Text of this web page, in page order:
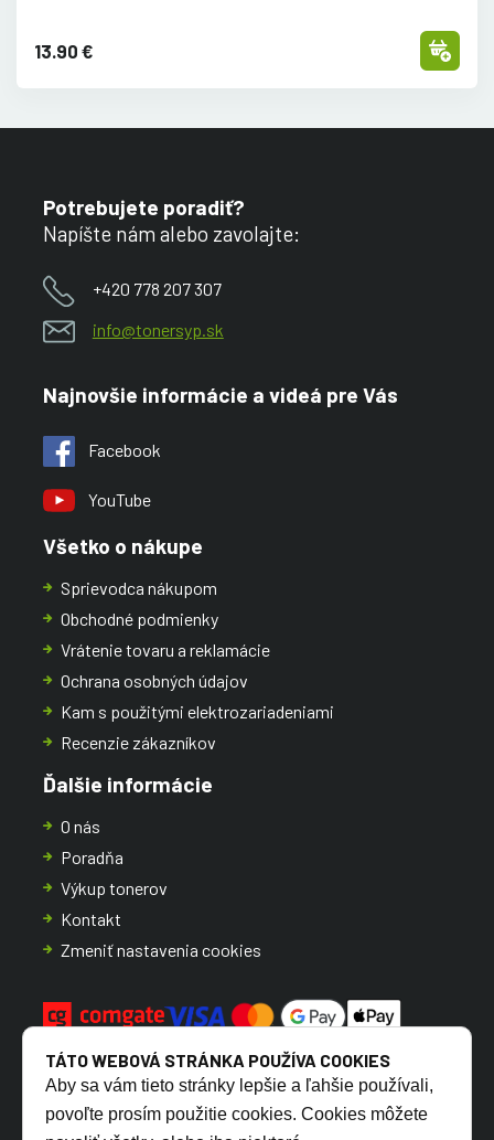
13.90 €
Potrebujete poradiť?
Napíšte nám alebo zavolajte:
+420 778 207 307
info@tonersyp.sk
Najnovšie informácie a videá pre Vás
Facebook
YouTube
Všetko o nákupe
Sprievodca nákupom
Obchodné podmienky
Vrátenie tovaru a reklamácie
Ochrana osobných údajov
Kam s použitými elektrozariadeniami
Recenzie zákazníkov
Ďalšie informácie
O nás
Poradňa
Výkup tonerov
Kontakt
Zmeniť nastavenia cookies
TÁTO WEBOVÁ STRÁNKA POUŽÍVA COOKIES
Aby sa vám tieto stránky lepšie a ľahšie používali,
povoľte prosím použitie cookies. Cookies môžete